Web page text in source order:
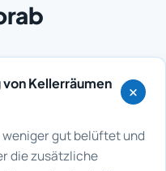
Kellerräumen
gut belüftet und
die zusätzliche